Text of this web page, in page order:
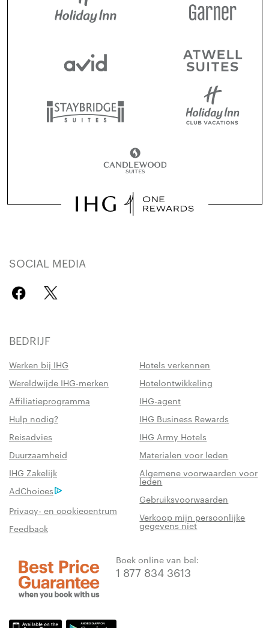
SOCIAL MEDIA
BEDRIJF
Werken bij IHG
Hotels verkennen
Wereldwijde IHG-merken
Hotelontwikkeling
Affiliatieprogramma
IHG-agent
Hulp nodig?
IHG Business Rewards
Reisadvies
IHG Army Hotels
Duurzaamheid
Materialen voor leden
IHG Zakelijk
Algemene voorwaarden voor
leden
AdChoices
Gebruiksvoorwaarden
Privacy- en cookiecentrum
Verkoop mijn persoonlijke
gegevens niet
Feedback
Boek online van bel:
1 877 834 3613